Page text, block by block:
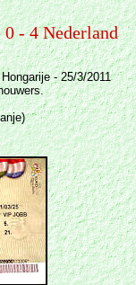
- 4 Nederland
- 25/3/2011